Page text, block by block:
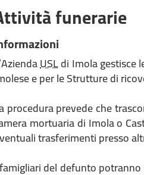
funerarie
USLdi Imola gestisce
e per le Strutture di
procedura prevede che
mortuaria di Imola o
trasferimenti presso
del defunto potranno